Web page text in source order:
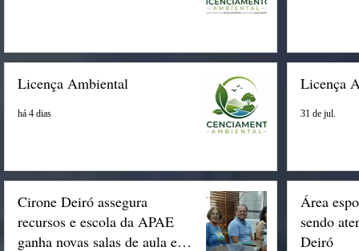
Licença Ambiental
há 4 dias
Licença
31 de jul.
Cirone Deiró assegura
recursos e escola da APAE
ganha novas salas de aula em
Área
sendo
Deiró